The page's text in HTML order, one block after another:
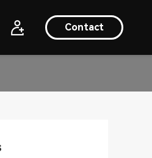
Contact